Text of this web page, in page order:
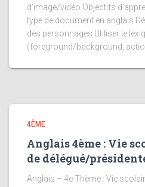
d’image/vidéo Objectifs
type de document en anglais
des personnages Utiliser le
(foreground/background,
4ÈME
Anglais 4ème : Vie
de délégué/
Anglais – 4e Thème : Vie